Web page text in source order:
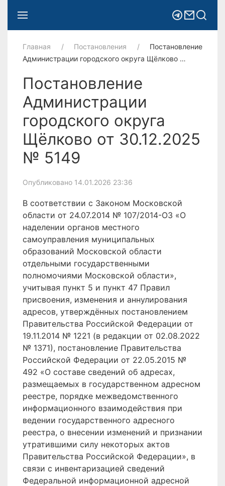
Главная Постановления
Постановление
Администрации городского округа Щёлково …
Постановление
Администрации
городского округа
Щёлково от 30.12.2025
№ 5149
Опубликовано 14.01.2026 23:36
В соответствии с Законом Московской
области от 24.07.2014 № 107/2014-ОЗ «О
наделении органов местного
самоуправления муниципальных
образований Московской области
отдельными государственными
полномочиями Московской области»,
учитывая пункт 5 и пункт 47 Правил
присвоения, изменения и аннулирования
адресов, утверждённых постановлением
Правительства Российской Федерации от
19.11.2014 № 1221 (в редакции от 02.08.2022
№ 1371), постановление Правительства
Российской Федерации от 22.05.2015 №
492 «О составе сведений об адресах,
размещаемых в государственном адресном
реестре, порядке межведомственного
информационного взаимодействия при
ведении государственного адресного
реестра, о внесении изменений и признании
утратившими силу некоторых актов
Правительства Российской Федерации», в
связи с инвентаризацией сведений
Федеральной информационной адресной